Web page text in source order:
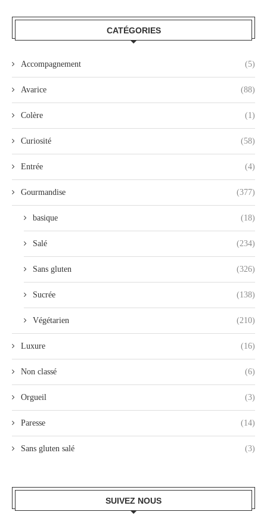
CATÉGORIES
Accompagnement (5)
Avarice (88)
Colère (1)
Curiosité (58)
Entrée (4)
Gourmandise (377)
basique (18)
Salé (234)
Sans gluten (326)
Sucrée (138)
Végétarien (210)
Luxure (16)
Non classé (6)
Orgueil (3)
Paresse (14)
Sans gluten salé (3)
SUIVEZ NOUS